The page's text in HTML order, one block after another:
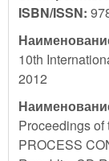
ISBN/ISSN:
10th
2012
Proceedings
PROCESS